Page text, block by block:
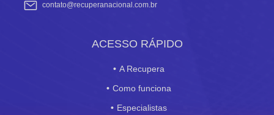
contato@recuperanacional.com.br
ACESSO RÁPIDO
A Recupera
Como funciona
Especialistas